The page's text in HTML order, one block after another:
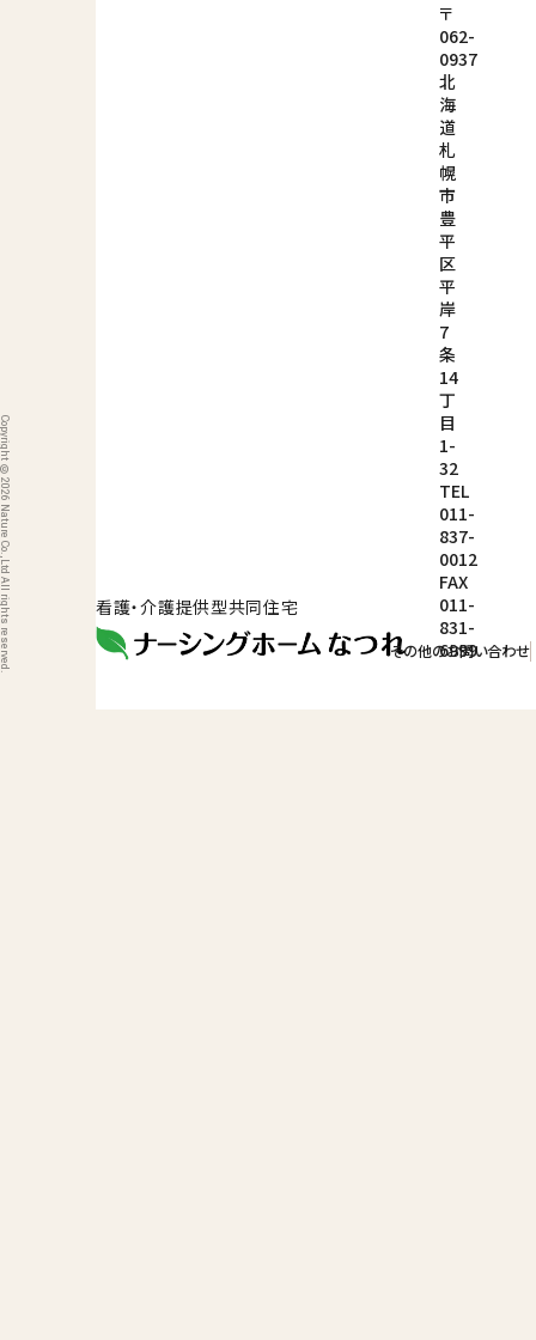
その他のお問い合わせ
看護・介護提供型共同住宅
〒
062-
0937
北
海
道
札
幌
市
豊
平
区
平
岸
7
条
14
丁
目
1-
32
TEL
011-
837-
0012
FAX
011-
831-
6999
Copyright © 2026 Nature Co.,Ltd All rights reserved.